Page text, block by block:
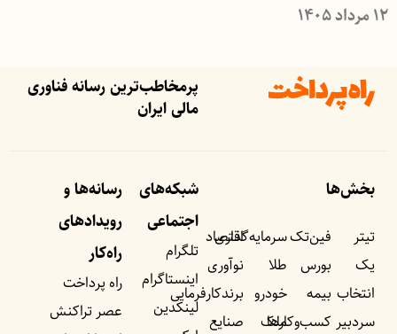
۱۲ مرداد ۱۴۰۵
پرمخاطب‌ترین رسانه فناوری
مالی ایران
بخش‌ها
تیتر
یک
انتخاب
سردبیر
فین‌تک
بورس
بیمه
کسب‌وکار‌ها
سرمایه‌گذاری
طلا
خودرو
ملک
اقتصاد
نوآوری
برندکارفرمایی
صنایع
شبکه‌های
اجتماعی
تلگرام
اینستاگرام
لینکدین
رسانه‌ها و
رویداد‌های
راه‌کار
راه پرداخت
عصر تراکنش